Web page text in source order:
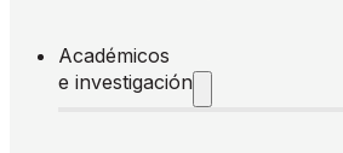
Académicos
e investigación